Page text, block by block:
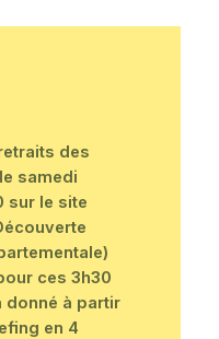
des
samedi
sur le site
ces 3h30
donné à partir
en 4